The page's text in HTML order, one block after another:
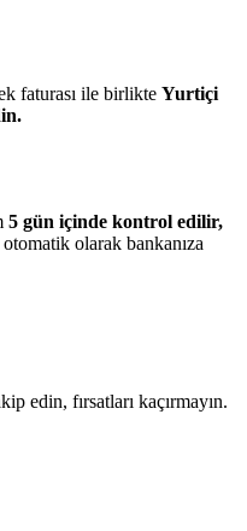
faturası ile birlikte Yurtiçi
5 gün içinde kontrol edilir,
olarak bankanıza
edin, fırsatları kaçırmayın.